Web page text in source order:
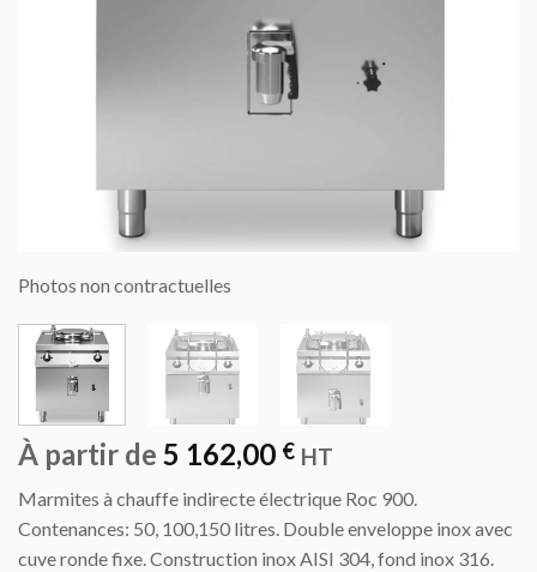
Photos non contractuelles
À partir de 5 162,00 € HT
Marmites à chauffe indirecte électrique Roc 900.
Contenances: 50, 100,150 litres. Double enveloppe inox avec
cuve ronde fixe. Construction inox AISI 304, fond inox 316.